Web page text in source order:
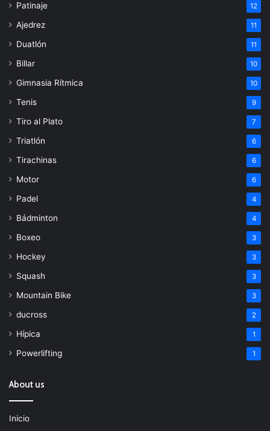
Patinaje 12
Ajedrez 11
Duatlón 11
Billar 10
Gimnasia Rítmica 10
Tenis 9
Tiro al Plato 7
Triatlón 6
Tirachinas 6
Motor 6
Padel 4
Bádminton 4
Boxeo 3
Hockey 3
Squash 3
Mountain Bike 3
ducross 2
Hípica 1
Powerlifting 1
About us
Inicio